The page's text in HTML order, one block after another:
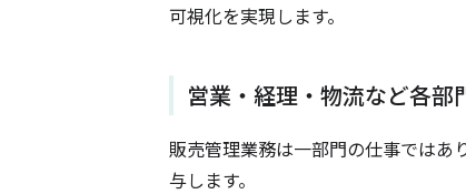
可視化を実現します。
営業・経理・物流など各部
販売管理業務は一部門の仕事ではあ
与します。